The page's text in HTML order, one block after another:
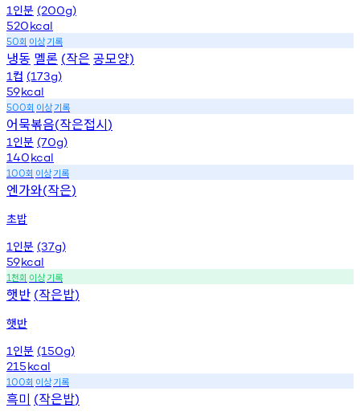
1 인분 (200g)
520kcal
50회 이상기록
냉동 멜론 (작은 공모양)
1 컵 (173g)
59kcal
500회 이상기록
어묵볶음(작은접시)
1 인분 (70g)
140kcal
100회 이상기록
엔가와(작은)
초밥
1 인분 (37g)
59kcal
1천회 이상기록
햇반 (작은밥)
햇반
1 인분 (150g)
215kcal
100회 이상기록
흑미 (작은밥)